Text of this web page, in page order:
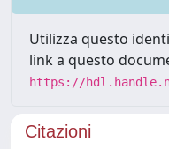
Utilizza questo
link a questo
https://
Citazioni